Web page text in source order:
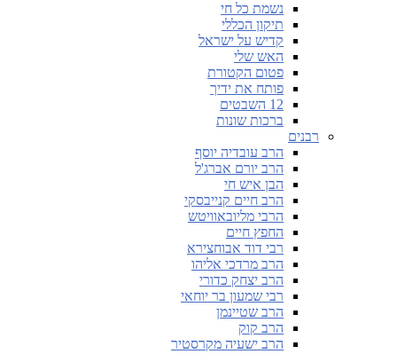
נשמת כל חי
תיקון הכללי
קדיש על ישראל
האש שלי
פטום הקטורת
פותח את ידיך
12 השבטים
ברכות שונות
רבנים
הרב עובדיה יוסף
הרב יורם אברג'ל
הבן איש חי
הרב חיים קנייבסקי
הרבי מליובאוויטש
החפץ חיים
רבי דוד אבוחצירא
הרב מרדכי אליהו
הרב יצחק כדורי
רבי שמעון בר יוחאי
הרב שטיינמן
הרב קוק
הרב ישעיה מקרסטיר